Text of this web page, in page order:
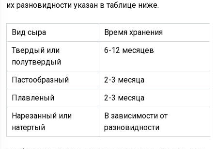
их разновидности указан в таблице ниже.
Вид сыра
Время хранения
Твердый или
полутвердый
6-12 месяцев
Пастообразный
2-3 месяца
Плавленый
2-3 месяца
Нарезанный или
натертый
В зависимости от
разновидности